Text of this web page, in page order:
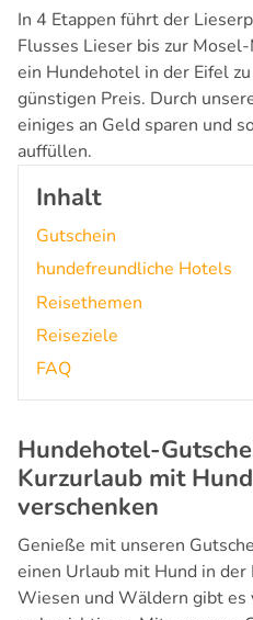
In 4 Etappen führt der
Flusses Lieser bis zur
ein Hundehotel in der Eifel
günstigen Preis. Durch
einiges an Geld sparen und
auffüllen.
Inhalt
Gutschein
hundefreundliche Hotels
Reisethemen
Reiseziele
FAQ
Hundehotel-
Kurzurlaub mit
verschenken
Genieße mit unseren
einen Urlaub mit Hund in der
Wiesen und Wäldern gibt es